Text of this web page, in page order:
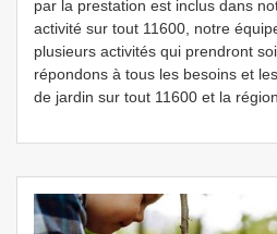
par la prestation est inclus dans
activité sur tout 11600, notre
plusieurs activités qui prendront
répondons à tous les besoins et
de jardin sur tout 11600 et la région.